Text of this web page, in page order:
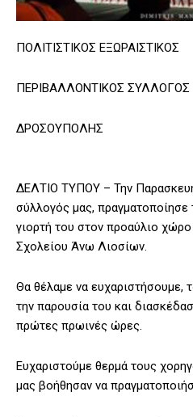
ΠΟΛΙΤΙΣΤΙΚΟΣ ΕΞΩΡΑΙΣΤΙΚΟΣ
ΠΕΡΙΒΑΛΛΟΝΤΙΚΟΣ ΣΥΛΛΟΓΟΣ
ΔΡΟΣΟΥΠΟΛΗΣ
ΔΕΛΤΙΟ ΤΥΠΟΥ – Την
σύλλογός μας, πραγματοποίησε
γιορτή του στον προαύλιο
Σχολείου Άνω Λιοσίων.
Θα θέλαμε να ευχαριστήσουμε,
την παρουσία του και
πρώτες πρωινές ώρες.
Ευχαριστούμε θερμά τους
μας βοήθησαν να